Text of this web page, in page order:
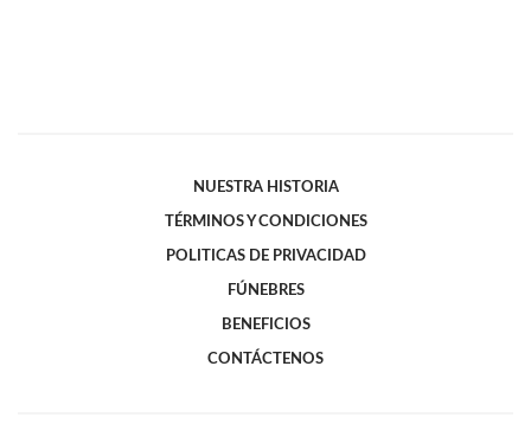
NUESTRA HISTORIA
TÉRMINOS Y CONDICIONES
POLITICAS DE PRIVACIDAD
FÚNEBRES
BENEFICIOS
CONTÁCTENOS